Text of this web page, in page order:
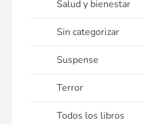
Salud y bienestar
Sin categorizar
Suspense
Terror
Todos los libros